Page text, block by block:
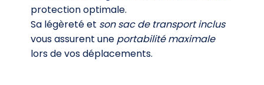
protection optimale.
Sa légèreté et son sac de transport inclus
vous assurent une portabilité maximale
lors de vos déplacements.